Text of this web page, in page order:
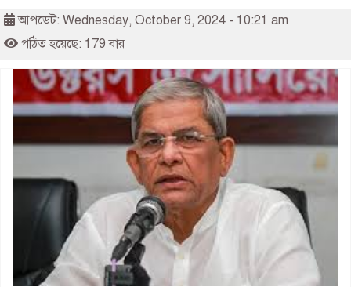
আপডেট: Wednesday, October 9, 2024 - 10:21 am
পঠিত হয়েছে: 179 বার